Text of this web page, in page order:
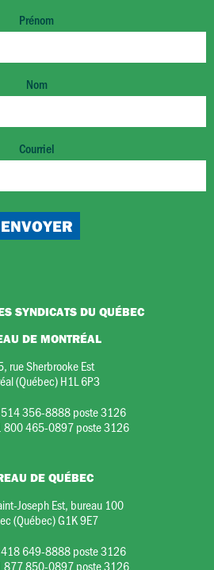
Prénom
Nom
Courriel
SYNDICATS DU QUÉBEC
DE MONTRÉAL
rue Sherbrooke Est
(Québec) H1L 6P3
514 356-8888 poste 3126
800 465-0897 poste 3126
DE QUÉBEC
Joseph Est, bureau 100
(Québec) G1K 9E7
418 649-8888 poste 3126
877 850-0897 poste 3126